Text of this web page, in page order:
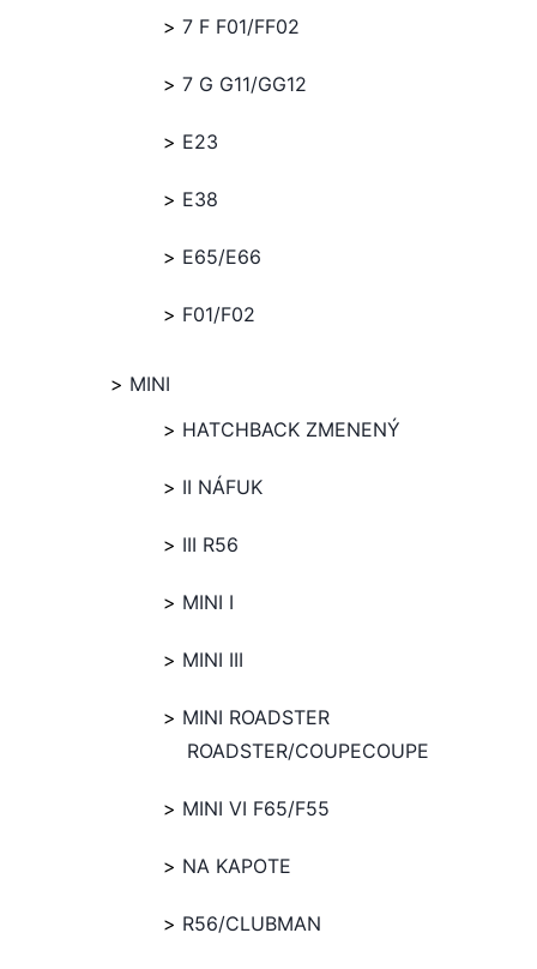
7 F F01/FF02
7 G G11/GG12
E23
E38
E65/E66
F01/F02
MINI
HATCHBACK ZMENENÝ
II NÁFUK
III R56
MINI I
MINI III
MINI ROADSTER
ROADSTER/COUPECOUPE
MINI VI F65/F55
NA KAPOTE
R56/CLUBMAN